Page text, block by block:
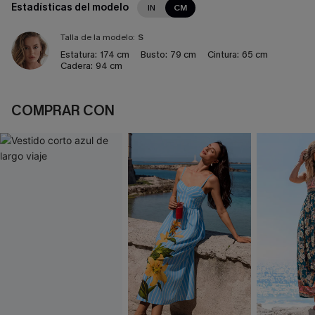
Estadísticas del modelo IN CM
Talla de la modelo: S
Estatura: 174 cm Busto: 79 cm Cintura: 65 cm
Cadera: 94 cm
COMPRAR CON